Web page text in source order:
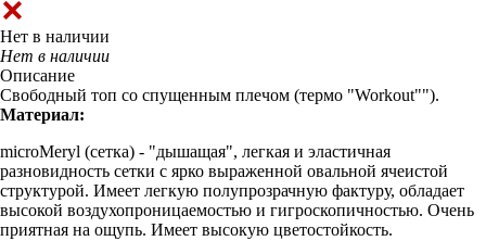
Нет в наличии
Нет в наличии
Описание
Свободный топ со спущенным плечом (термо "Workout"").
Материал:
microMeryl (сетка) - "дышащая", легкая и эластичная
разновидность сетки с ярко выраженной овальной ячеистой
структурой. Имеет легкую полупрозрачную фактуру, обладает
высокой воздухопроницаемостью и гигроскопичностью. Очень
приятная на ощупь. Имеет высокую цветостойкость.